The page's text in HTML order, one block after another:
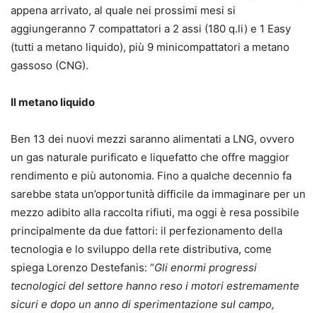
appena arrivato, al quale nei prossimi mesi si
aggiungeranno 7 compattatori a 2 assi (180 q.li) e 1 Easy
(tutti a metano liquido), più 9 minicompattatori a metano
gassoso (CNG).
Il metano liquido
Ben 13 dei nuovi mezzi saranno alimentati a LNG, ovvero
un gas naturale purificato e liquefatto che offre maggior
rendimento e più autonomia. Fino a qualche decennio fa
sarebbe stata un’opportunità difficile da immaginare per un
mezzo adibito alla raccolta rifiuti, ma oggi è resa possibile
principalmente da due fattori: il perfezionamento della
tecnologia e lo sviluppo della rete distributiva, come
spiega Lorenzo Destefanis: “Gli enormi progressi
tecnologici del settore hanno reso i motori estremamente
sicuri e dopo un anno di sperimentazione sul campo,